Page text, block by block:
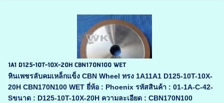
1A1 D125-10T-10X-20H CBN170N100 WET
หินเพชรลับคมเหล็กแข็ง CBN Wheel ทรง 1A11A1 D125-10T-10X-
20H CBN170N100 WET ยี่ห้อ : Phoenix รหัสสินค้า : 01-1A-C-42-
Sขนาด : D125-10T-10X-20H ความละเอียด : CBN170N100